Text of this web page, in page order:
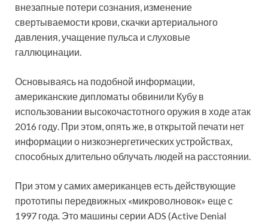
внезапные потери сознания, изменение
свертываемости крови, скачки артериального
давления, учащение пульса и слуховые
галлюцинации.
Основываясь на подобной информации,
американские дипломаты обвинили Кубу в
использовании высокочастотного оружия в ходе атак
2016 году. При этом, опять же, в открытой печати нет
информации о низкоэнергетических устройствах,
способных длительно облучать людей на расстоянии.
При этом у самих американцев есть действующие
прототипы передвижных «микроволновок» еще с
1997 года. Это машины серии ADS (Active Denial